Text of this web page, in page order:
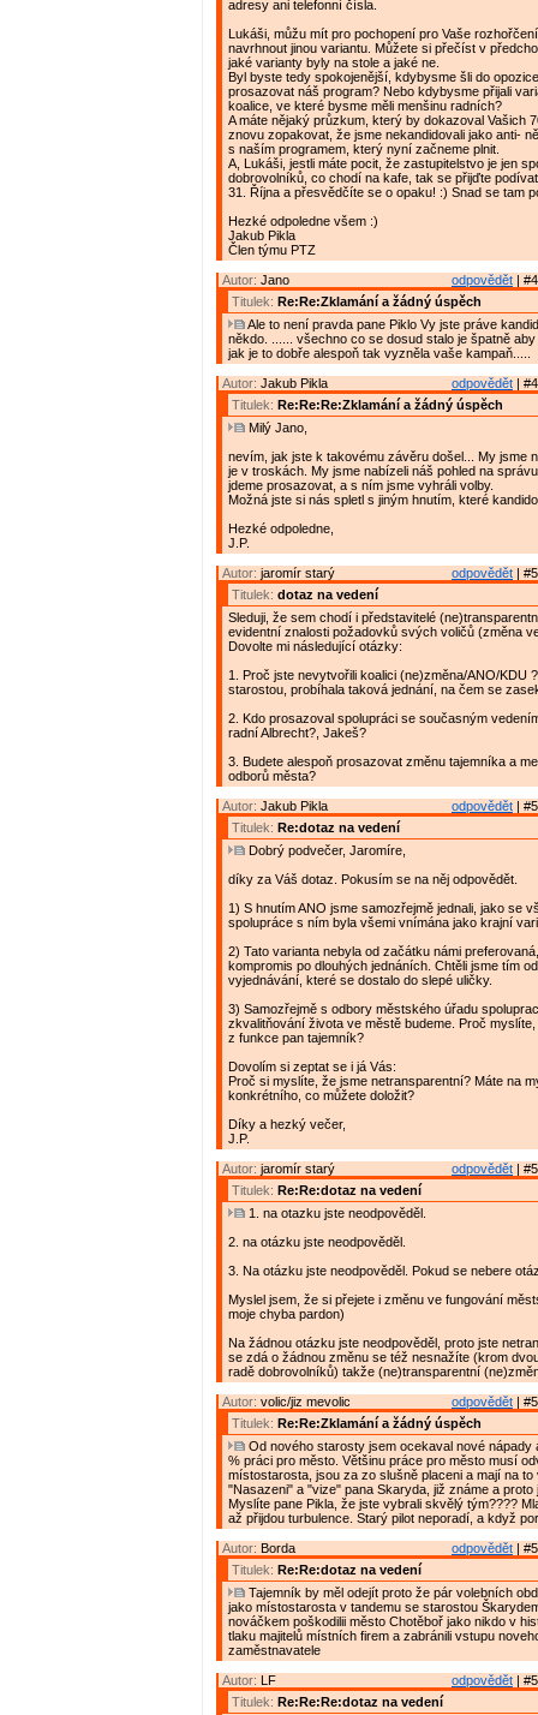
adresy ani telefonní čísla.
Lukáši, můžu mít pro pochopení pro Vaše
navrhnout jinou variantu. Můžete si přečíst v
jaké varianty byly na stole a jaké ne.
Byl byste tedy spokojenější, kdybysme šli do
prosazovat náš program? Nebo kdybysme přijali
koalice, ve které bysme měli menšinu radních?
A máte nějaký průzkum, který by dokazoval Vašich
znovu zopakovat, že jsme nekandidovali jako anti-
s naším programem, který nyní začneme plnit.
A, Lukáši, jestli máte pocit, že zastupitelstvo je jen
dobrovolníků, co chodí na kafe, tak se přijďte
31. Října a přesvědčíte se o opaku! :) Snad se tam
Hezké odpoledne všem :)
Jakub Pikla
Člen týmu PTZ
odpovědět |
Autor: Jano
Titulek: Re:Re:Zklamání a žádný úspěch
Ale to není pravda pane Piklo Vy jste práve
někdo. ...... všechno co se dosud stalo je špatně
jak je to dobře alespoň tak vyzněla vaše kampaň.....
odpovědět |
Autor: Jakub Pikla
Titulek: Re:Re:Re:Zklamání a žádný úspěch
Milý Jano,
nevím, jak jste k takovému závěru došel... My jsme
je v troskách. My jsme nabízeli náš pohled na
jdeme prosazovat, a s ním jsme vyhráli volby.
Možná jste si nás spletl s jiným hnutím, které
Hezké odpoledne,
J.P.
odpovědět |
Autor: jaromír starý
Titulek: dotaz na vedení
Sleduji, že sem chodí i představitelé
evidentní znalosti požadovků svých voličů (změna
Dovolte mi následující otázky:
1. Proč jste nevytvořili koalici (ne)změna/ANO/KDU
starostou, probíhala taková jednání, na čem se
2. Kdo prosazoval spolupráci se současným
radní Albrecht?, Jakeš?
3. Budete alespoň prosazovat změnu tajemníka a
odborů města?
odpovědět |
Autor: Jakub Pikla
Titulek: Re:dotaz na vedení
Dobrý podvečer, Jaromíre,
díky za Váš dotaz. Pokusím se na něj odpovědět.
1) S hnutím ANO jsme samozřejmě jednali, jako se
spolupráce s ním byla všemi vnímána jako krajní
2) Tato varianta nebyla od začátku námi
kompromis po dlouhých jednáních. Chtěli jsme tím
vyjednávání, které se dostalo do slepé uličky.
3) Samozřejmě s odbory městského úřadu
zkvalitňování života ve městě budeme. Proč
z funkce pan tajemník?
Dovolím si zeptat se i já Vás:
Proč si myslíte, že jsme netransparentní? Máte na
konkrétního, co můžete doložit?
Díky a hezký večer,
J.P.
odpovědět |
Autor: jaromír starý
Titulek: Re:Re:dotaz na vedení
1. na otazku jste neodpověděl.
2. na otázku jste neodpověděl.
3. Na otázku jste neodpověděl. Pokud se nebere
Myslel jsem, že si přejete i změnu ve fungování
moje chyba pardon)
Na žádnou otázku jste neodpověděl, proto jste
se zdá o žádnou změnu se též nesnažíte (krom
radě dobrovolníků) takže (ne)transparentní
odpovědět |
Autor: volic/jiz mevolic
Titulek: Re:Re:Zklamání a žádný úspěch
Od nového starosty jsem ocekaval nové nápady
% práci pro město. Většinu práce pro město musí
místostarosta, jsou za zo slušně placeni a mají na
"Nasazeni" a "vize" pana Skaryda, již známe a proto
Myslíte pane Pikla, že jste vybrali skvělý tým????
až přijdou turbulence. Starý pilot neporadí, a když
odpovědět |
Autor: Borda
Titulek: Re:Re:dotaz na vedení
Tajemník by měl odejít proto že pár volebních
jako místostarosta v tandemu se starostou
nováčkem poškodilii město Chotěboř jako nikdo v
tlaku majitelů místních firem a zabránili vstupu
zaměstnavatele
odpovědět |
Autor: LF
Titulek: Re:Re:Re:dotaz na vedení